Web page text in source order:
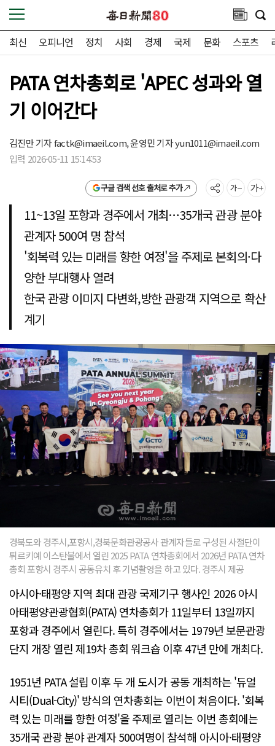
최신 오피니언 정치 사회 경제 국제 문화 스포츠
PATA 연차총회로 'APEC 성과와 열
기 이어간다
김진만 기자factk@imaeil.com,윤영민 기자yun1011@imaeil.com
입력 2026-05-11 15:14:53
구글 검색 선호 출처로 추가
11~13일 포항과 경주에서 개최…35개국 관광 분야
관계자 500여 명 참석
'회복력 있는 미래를 향한 여정'을 주제로 본회의·다
양한 부대행사 열려
한국 관광 이미지 다변화,방한 관광객 지역으로 확산
계기
경북도와 경주시,포항시,경북문화관광공사 관계자들로 구성된 사절단이
튀르키예 이스탄불에서 열린 2025 PATA 연차총회에서 2026년 PATA 연차
총회 포항시 경주시 공동유치 후 기념촬영을 하고 있다. 경주시 제공
아시아·태평양 지역 최대 관광 국제기구 행사인 2026 아시
아태평양관광협회(PATA) 연차총회가 11일부터 13일까지
포항과 경주에서 열린다. 특히 경주에서는 1979년 보문관광
단지 개장 열린 제19차 총회 워크숍 이후 47년 만에 개최다.
1951년 PATA 설립 이후 두 개 도시가 공동 개최하는 '듀얼
시티(Dual-City)' 방식의 연차총회는 이번이 처음이다. '회복
력 있는 미래를 향한 여정'을 주제로 열리는 이번 총회에는
35개국 관광 분야 관계자 500여명이 참석해 아시아·태평양